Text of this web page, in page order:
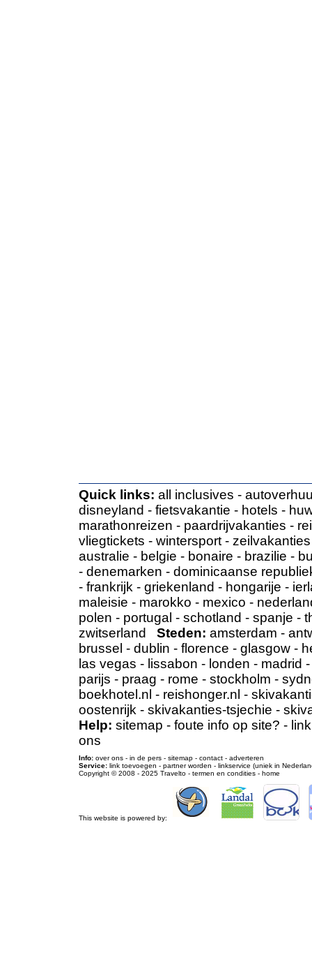
Quick links: all inclusives -
disneyland - fietsvakantie - hotels -
marathonreizen - paardrijvakanties -
vliegtickets - wintersport - zeilvakanties
australie - belgie - bonaire - brazilie -
- denemarken - dominicaanse
- frankrijk - griekenland - hongarije -
maleisie - marokko - mexico -
polen - portugal - schotland - spanje -
zwitserland
Steden: amsterdam -
brussel - dublin - florence - glasgow -
las vegas - lissabon - londen - madrid
parijs - praag - rome - stockholm -
boekhotel.nl - reishonger.nl -
oostenrijk - skivakanties-tsjechie -
Help: sitemap - foute info op site? -
ons
Info: over ons - in de pers - sitemap - contact - adverteren
Service: link toevoegen - partner worden - linkservice (uniek in
Copyright © 2008 - 2025 Travelto - termen en condities - home
This website is powered by: